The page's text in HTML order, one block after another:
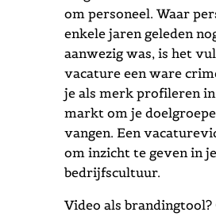
om personeel. Waar
enkele jaren geleden
aanwezig was, is het
vacature een ware
je als merk profileren
markt om je
vangen. Een
om inzicht te geven in je
bedrijfscultuur.
Video als brandingtool?